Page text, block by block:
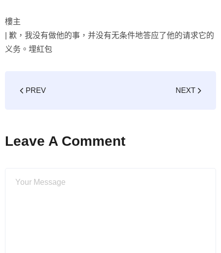
樓主
| 歉，我没有做他的事，并没有无条件地答应了他的请求它的
义务。 埋紅包
PREV NEXT
Leave A Comment